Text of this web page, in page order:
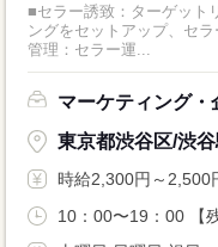
■セラー誘致：ターゲット
ングをセットアップ、セ
管理：セラー運...
マーケティング・
東京都渋谷区/渋谷
時給2,300円～2,500
10：00〜19：00 【